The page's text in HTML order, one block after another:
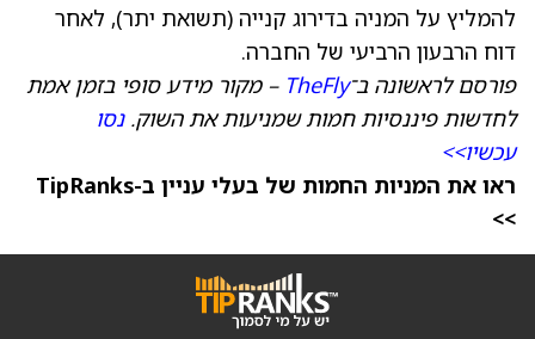
להמליץ על המניה בדירוג קנייה (תשואת יתר), לאחר
דוח הרבעון הרביעי של החברה.
פורסם לראשונה ב־TheFly – מקור מידע סופי בזמן אמת
לחדשות פיננסיות חמות שמניעות את השוק.נסו
עכשיו>>
ראו את המניות החמות של בעלי עניין ב-TipRanks
>>